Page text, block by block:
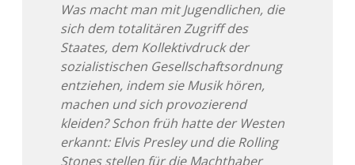
Wandnotizen
Adventskalender 2014
Adventskalender 2015
Adventskalender 2016
Adventskalender 2017
Was macht man mit Jugendlichen, die
sich dem totalitären Zugriff des
Staates, dem Kollektivdruck der
sozialistischen Gesellschaftsordnung
entziehen, indem sie Musik hören,
machen und sich provozierend
kleiden? Schon früh hatte der Westen
erkannt: Elvis Presley und die Rolling
Stones stellen für die Machthaber